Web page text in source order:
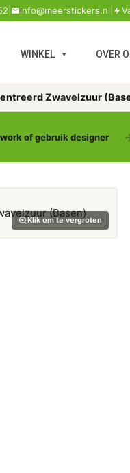
info@meerstickers.nl
WINKEL OVER
Zwavelzuur
of gebruik designer
Klik om te vergroten